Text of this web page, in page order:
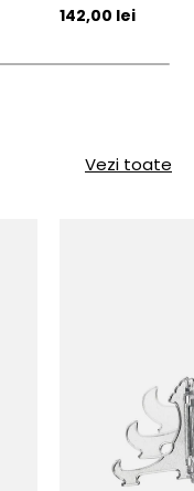
Pret initial
142,00 lei
Vezi toate